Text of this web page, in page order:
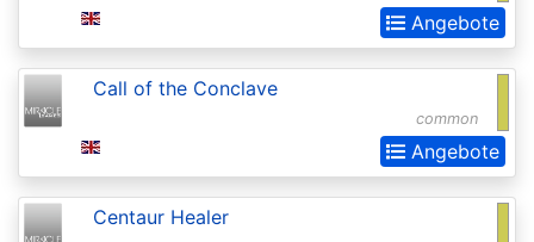
Kamigawa
Champs
and
Promos
Angebote
common
Call of the Conclave
Angebote
Centaur Healer